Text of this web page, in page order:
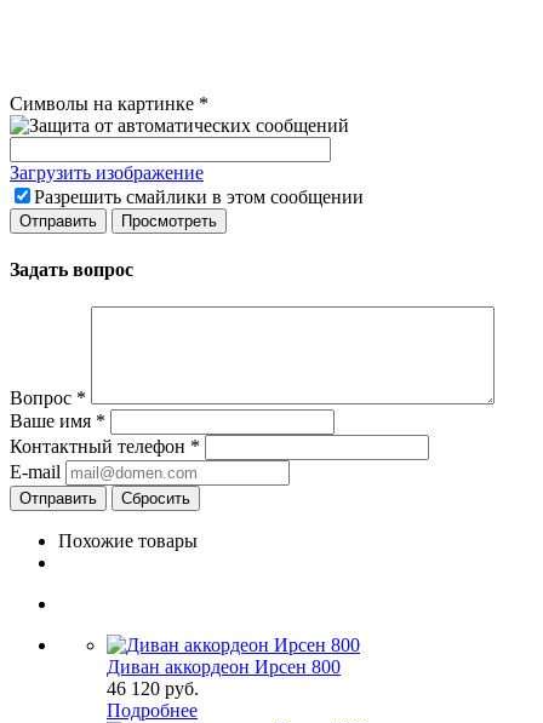
Символы на картинке *
Загрузить изображение
Разрешить смайлики в этом сообщении
Задать вопрос
Вопрос *
Ваше имя *
Контактный телефон *
E-mail
Сбросить
Похожие товары
Диван аккордеон Ирсен 800
46 120 руб.
Подробнее